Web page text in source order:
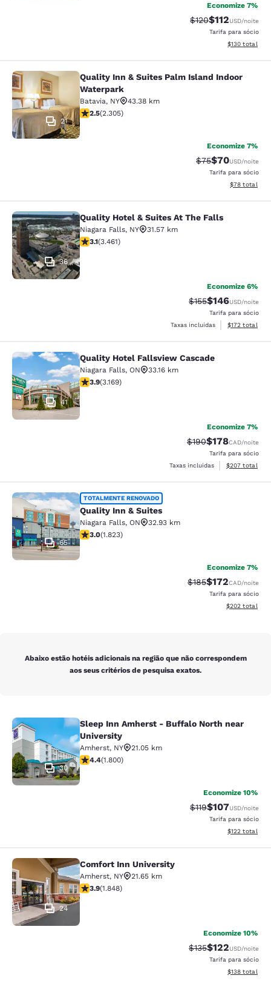
Economize 7%
Tarifa anterior
$120Tarifa com
$112USD/noite
Tarifa para sócio
Exibir
$130 total
Quality Inn & Suites Palm Island
21
Quality Inn & Suites Palm Island Indoor
Waterpark
Batavia, NY
43.38 km
classificação 2.52 estrelas. Razoável. 2305 avaliações
2.5(2.305)
Economize 7%
Tarifa anterior
$75Tarifa com
$70USD/noite
Tarifa para sócio
Exibir
$78 total
Quality Hotel & Suites At The Falls
36
Quality Hotel & Suites At The Falls
Niagara Falls, NY
31.57 km
classificação 3.13 estrelas. Bom. 3461 avaliações
3.1(3.461)
Economize 6%
Tarifa anterior
$155Tarifa com
$146USD/noite
Tarifa para sócio
Taxas incluídas
Exibir
$172 total
Quality Hotel Fallsview Cascade
41
Quality Hotel Fallsview Cascade
Niagara Falls, ON
33.16 km
classificação 3.9 estrelas. Bom. 3169 avaliações
3.9(3.169)
Economize 7%
Tarifa anterior
$190Tarifa com
$178CAD/noite
Tarifa para sócio
Taxas incluídas
Exibir
$207 total
Quality Inn & Suites
65
TOTALMENTE RENOVADO
Quality Inn & Suites
Niagara Falls, ON
32.93 km
classificação 2.96 estrelas. Razoável. 1823 avaliações
3.0(1.823)
Economize 7%
Tarifa anterior
$185Tarifa com
$172CAD/noite
Tarifa para sócio
Exibir
$202 total
Abaixo estão hotéis adicionais na região que não correspondem
aos seus critérios de pesquisa exatos.
Sleep Inn Amherst - Buffalo North
30
Sleep Inn Amherst - Buffalo North near
University
Amherst, NY
21.05 km
classificação 4.38 estrelas. Excelente. 1800 avaliações
4.4(1.800)
Economize 10%
Tarifa anterior
$119Tarifa com
$107USD/noite
Tarifa para sócio
Exibir
$122 total
Comfort Inn University
24
Comfort Inn University
Amherst, NY
21.65 km
classificação 3.88 estrelas. Bom. 1848 avaliações
3.9(1.848)
Economize 10%
Tarifa anterior
$135Tarifa com
$122USD/noite
Tarifa para sócio
Exibir
$138 total